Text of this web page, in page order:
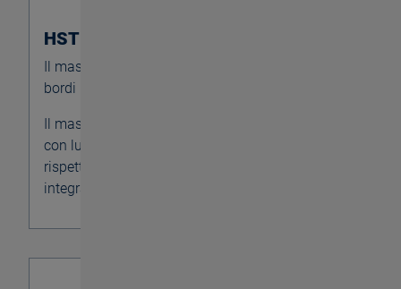
HST SYNCHRO SL
Il maschiatore per la lavorazione di parti con
bordi interferenti nella produzione in serie
Il maschiatore lungo consente l'uso di maschi
con lunghezza standard a prezzi più convenienti
rispetto a quelli lunghi. Le prolunghe sono
integrate nei maschiatori standard.